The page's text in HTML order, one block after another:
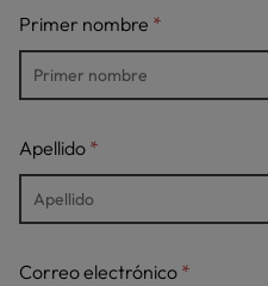
Primer nombre
Apellido
Correo electrónico